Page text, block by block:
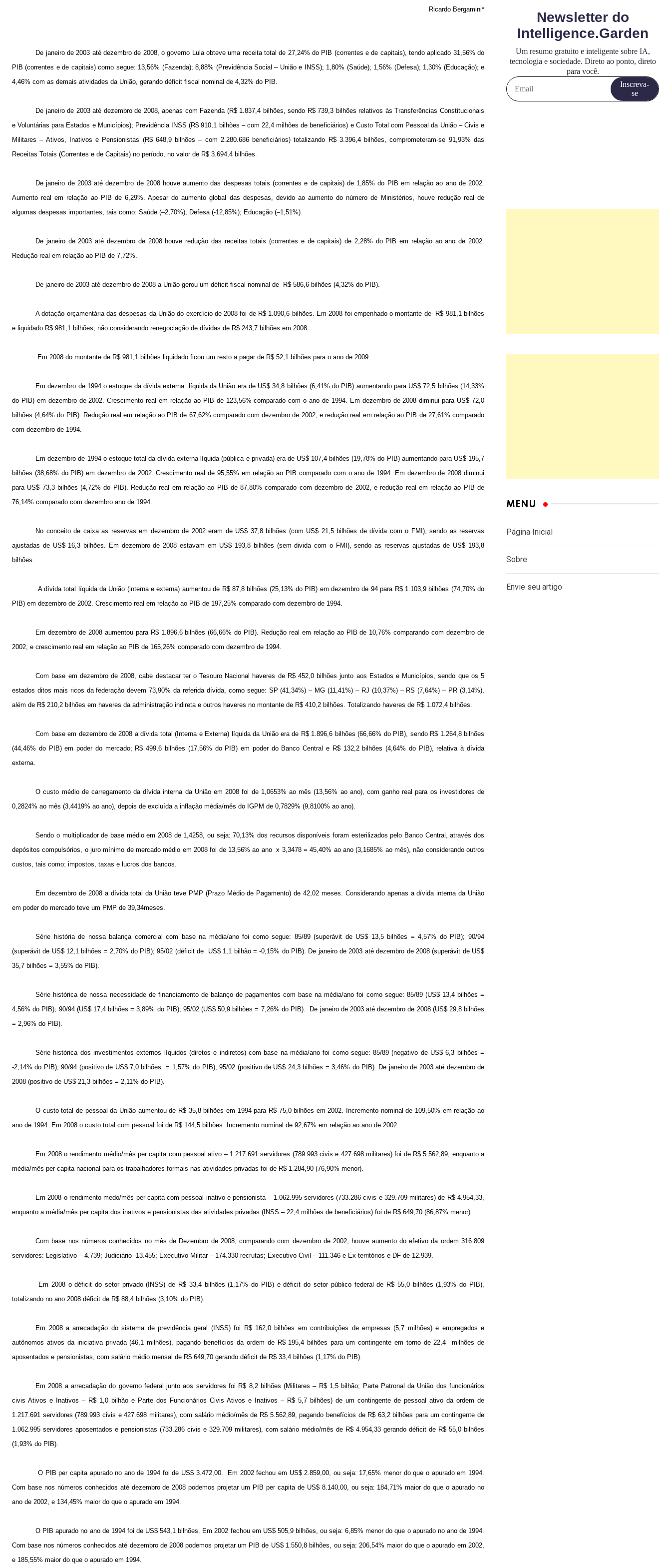
Ricardo Bergamini*
De janeiro de 2003 até dezembro de 2008, o governo Lula obteve uma receita total de 27,24% do PIB (correntes e de capitais), tendo aplicado 31,56% do
PIB (correntes e de capitais) como segue: 13,56% (Fazenda); 8,88% (Previdência Social – União e INSS); 1,80% (Saúde); 1,56% (Defesa); 1,30% (Educação); e
4,46% com as demais atividades da União, gerando déficit fiscal nominal de 4,32% do PIB.
De janeiro de 2003 até dezembro de 2008, apenas com Fazenda (R$ 1.837,4 bilhões, sendo R$ 739,3 bilhões relativos às Transferências Constitucionais
e Voluntárias para Estados e Municípios); Previdência INSS (R$ 910,1 bilhões – com 22,4 milhões de beneficiários) e Custo Total com Pessoal da União – Civis e
Militares – Ativos, Inativos e Pensionistas (R$ 648,9 bilhões – com 2.280.686 beneficiários) totalizando R$ 3.396,4 bilhões, comprometeram-se 91,93% das
Receitas Totais (Correntes e de Capitais) no período, no valor de R$ 3.694,4 bilhões.
De janeiro de 2003 até dezembro de 2008 houve aumento das despesas totais (correntes e de capitais) de 1,85% do PIB em relação ao ano de 2002.
Aumento real em relação ao PIB de 6,29%. Apesar do aumento global das despesas, devido ao aumento do número de Ministérios, houve redução real de
algumas despesas importantes, tais como: Saúde (–2,70%); Defesa (-12,85%); Educação (–1,51%).
De janeiro de 2003 até dezembro de 2008 houve redução das receitas totais (correntes e de capitais) de 2,28% do PIB em relação ao ano de 2002.
Redução real em relação ao PIB de 7,72%.
De janeiro de 2003 até dezembro de 2008 a União gerou um déficit fiscal nominal de R$ 586,6 bilhões (4,32% do PIB).
A dotação orçamentária das despesas da União do exercício de 2008 foi de R$ 1.090,6 bilhões. Em 2008 foi empenhado o montante de
R$ 981,1 bilhões
e liquidado R$ 981,1 bilhões, não considerando renegociação de dívidas de R$ 243,7 bilhões em 2008.
Em 2008 do montante de R$ 981,1 bilhões liquidado ficou um resto a pagar de R$ 52,1 bilhões para o ano de 2009.
Em dezembro de 1994 o estoque da dívida externa líquida da União era de US$ 34,8 bilhões (6,41% do PIB) aumentando para US$ 72,5 bilhões (14,33%
do PIB) em dezembro de 2002. Crescimento real em relação ao PIB de 123,56% comparado com o ano de 1994. Em dezembro de 2008 diminui para US$ 72,0
bilhões (4,64% do PIB). Redução real em relação ao PIB de 67,62% comparado com dezembro de 2002, e redução real em relação ao PIB de 27,61% comparado
com dezembro de 1994.
Em dezembro de 1994 o estoque total da dívida externa líquida (pública e privada) era de US$ 107,4 bilhões (19,78% do PIB) aumentando para US$ 195,7
bilhões (38,68% do PIB) em dezembro de 2002. Crescimento real de 95,55% em relação ao PIB comparado com o ano de 1994. Em dezembro de 2008 diminui
para US$ 73,3 bilhões (4,72% do PIB). Redução real em relação ao PIB de 87,80% comparado com dezembro de 2002, e redução real em relação ao PIB de
76,14% comparado com dezembro ano de 1994.
No conceito de caixa as reservas em dezembro de 2002 eram de US$ 37,8 bilhões (com US$ 21,5 bilhões de dívida com o FMI), sendo as reservas
ajustadas de US$ 16,3 bilhões. Em dezembro de 2008 estavam em US$ 193,8 bilhões (sem divida com o FMI), sendo as reservas ajustadas de US$ 193,8
bilhões.
A dívida total líquida da União (interna e externa) aumentou de R$ 87,8 bilhões (25,13% do PIB) em dezembro de 94 para R$ 1.103,9 bilhões (74,70% do
PIB) em dezembro de 2002. Crescimento real em relação ao PIB de 197,25% comparado com dezembro de 1994.
Em dezembro de 2008 aumentou para R$ 1.896,6 bilhões (66,66% do PIB). Redução real em relação ao PIB de 10,76% comparando com dezembro de
2002, e crescimento real em relação ao PIB de 165,26% comparado com dezembro de 1994.
Com base em dezembro de 2008, cabe destacar ter o Tesouro Nacional haveres de R$ 452,0 bilhões junto aos Estados e Municípios, sendo que os 5
estados ditos mais ricos da federação devem 73,90% da referida dívida, como segue: SP (41,34%) – MG (11,41%) – RJ (10,37%) – RS (7,64%) – PR (3,14%),
além de R$ 210,2 bilhões em haveres da administração indireta e outros haveres no montante de R$ 410,2 bilhões. Totalizando haveres de R$ 1.072,4 bilhões.
Com base em dezembro de 2008 adívida total (Interna e Externa) líquida da União era de R$ 1.896,6 bilhões (66,66% do PIB), sendo R$ 1.264,8 bilhões
(44,46% do PIB) em poder do mercado; R$ 499,6 bilhões (17,56% do PIB) em poder do Banco Central e R$ 132,2 bilhões (4,64% do PIB), relativa à dívida
externa.
O custo médio de carregamento da dívida interna da União em 2008 foi de 1,0653% ao mês (13,56% ao ano), com ganho real para os investidores de
0,2824% ao mês (3,4419% ao ano), depois de excluída a inflação média/mês do IGPM de 0,7829% (9,8100% ao ano).
Sendo o multiplicador de base médio em 2008 de 1,4258, ou seja: 70,13% dos recursos disponíveis foram esterilizados pelo Banco Central, através dos
depósitos compulsórios, o juro mínimo de mercado médio em 2008 foi de 13,56% ao ano x 3,3478 = 45,40% ao ano (3,1685% ao mês), não considerando outros
custos, tais como: impostos, taxas e lucros dos bancos.
Em dezembro de 2008 adívida total da União teve PMP (Prazo Médio de Pagamento) de 42,02 meses. Considerando apenas a dívida interna da União
em poder do mercado teve um PMP de 39,34meses.
Série história de nossa balança comercial com base na média/ano foi como segue: 85/89 (superávit de US$ 13,5 bilhões = 4,57% do PIB); 90/94
(superávit de US$ 12,1 bilhões = 2,70% do PIB); 95/02 (déficit de
US$ 1,1 bilhão = -0,15% do PIB). De janeiro de 2003 até dezembro de 2008 (superávit de US$
35,7 bilhões = 3,55% do PIB).
Série histórica de nossa necessidade de financiamento de balanço de pagamentos com base na média/ano foi como segue: 85/89 (US$ 13,4 bilhões =
4,56% do PIB); 90/94 (US$ 17,4 bilhões = 3,89% do PIB); 95/02 (US$ 50,9 bilhões = 7,26% do PIB).
De janeiro de 2003 até dezembro de 2008 (US$ 29,8 bilhões
= 2,96% do PIB).
Série histórica dos investimentos externos líquidos (diretos e indiretos) com base na média/ano foi como segue: 85/89 (negativo de US$ 6,3 bilhões =
-2,14% do PIB); 90/94 (positivo de US$ 7,0 bilhões
= 1,57% do PIB); 95/02 (positivo de US$ 24,3 bilhões = 3,46% do PIB). De janeiro de 2003 até dezembro de
2008 (positivo de US$ 21,3 bilhões = 2,11% do PIB).
O custo total de pessoal da União aumentou de R$ 35,8 bilhões em 1994 para R$ 75,0 bilhões em 2002. Incremento nominal de 109,50% em relação ao
ano de 1994. Em 2008 o custo total com pessoal foi de R$ 144,5 bilhões. Incremento nominal de 92,67% em relação ao ano de 2002.
Em 2008 o rendimento médio/mês per capita com pessoal ativo – 1.217.691 servidores (789.993 civis e 427.698 militares) foi de R$ 5.562,89, enquanto a
média/mês per capita nacional para os trabalhadores formais nas atividades privadas foi de R$ 1.284,90 (76,90% menor).
Em 2008 o rendimento medo/mês per capita com pessoal inativo e pensionista – 1.062.995 servidores (733.286 civis e 329.709 militares) de R$ 4.954,33,
enquanto a média/mês per capita dos inativos e pensionistas das atividades privadas (INSS – 22,4 milhões de beneficiários) foi de R$ 649,70 (86,87% menor).
Com base nos números conhecidos no mês de Dezembro de 2008, comparando com dezembro de 2002, houve aumento do efetivo da ordem 316.809
servidores: Legislativo – 4.739; Judiciário -13.455; Executivo Militar – 174.330 recrutas; Executivo Civil – 111.346 e Ex-territórios e DF de 12.939.
Em 2008 o déficit do setor privado (INSS) de R$ 33,4 bilhões (1,17% do PIB) e déficit do setor público federal de R$ 55,0 bilhões (1,93% do PIB),
totalizando no ano 2008 déficit de R$ 88,4 bilhões (3,10% do PIB).
Em 2008 a arrecadação do sistema de previdência geral (INSS) foi R$ 162,0 bilhões em contribuições de empresas (5,7 milhões) e empregados e
autônomos ativos da iniciativa privada (46,1 milhões), pagando benefícios da ordem de R$ 195,4 bilhões para um contingente em torno de 22,4
milhões de
aposentados e pensionistas, com salário médio mensal de R$ 649,70 gerando déficit de R$ 33,4 bilhões (1,17% do PIB).
Em 2008 aarrecadação do governo federal junto aos servidores foi R$ 8,2 bilhões (Militares – R$ 1,5 bilhão; Parte Patronal da União dos funcionários
civis Ativos e Inativos – R$ 1,0 bilhão e Parte dos Funcionários Civis Ativos e Inativos – R$ 5,7 bilhões) de um contingente de pessoal ativo da ordem de
1.217.691 servidores (789.993 civis e 427.698 militares), com salário médio/mês de R$ 5.562,89, pagando benefícios de R$ 63,2 bilhões para um contingente de
1.062.995 servidores aposentados e pensionistas (733.286 civis e 329.709 militares), com salário médio/mês de R$ 4.954,33 gerando déficit de R$ 55,0 bilhões
(1,93% do PIB).
O PIB per capita apurado no ano de 1994 foi de US$ 3.472,00.
Em 2002 fechou em US$ 2.859,00, ou seja: 17,65% menor do que o apurado em 1994.
Com base nos números conhecidos até dezembro de 2008 podemos projetar um PIB per capita de US$ 8.140,00, ou seja: 184,71% maior do que o apurado no
ano de 2002, e 134,45% maior do que o apurado em 1994.
O PIB apurado no ano de 1994 foi de US$ 543,1 bilhões. Em 2002 fechou em US$ 505,9 bilhões, ou seja: 6,85% menor do que o apurado no ano de 1994.
Com base nos números conhecidos até dezembro de 2008 podemos projetar um PIB de US$ 1.550,8 bilhões, ou seja: 206,54% maior do que o apurado em 2002,
e 185,55% maior do que o apurado em 1994.
MENU
Página Inicial
Sobre
Envie seu artigo